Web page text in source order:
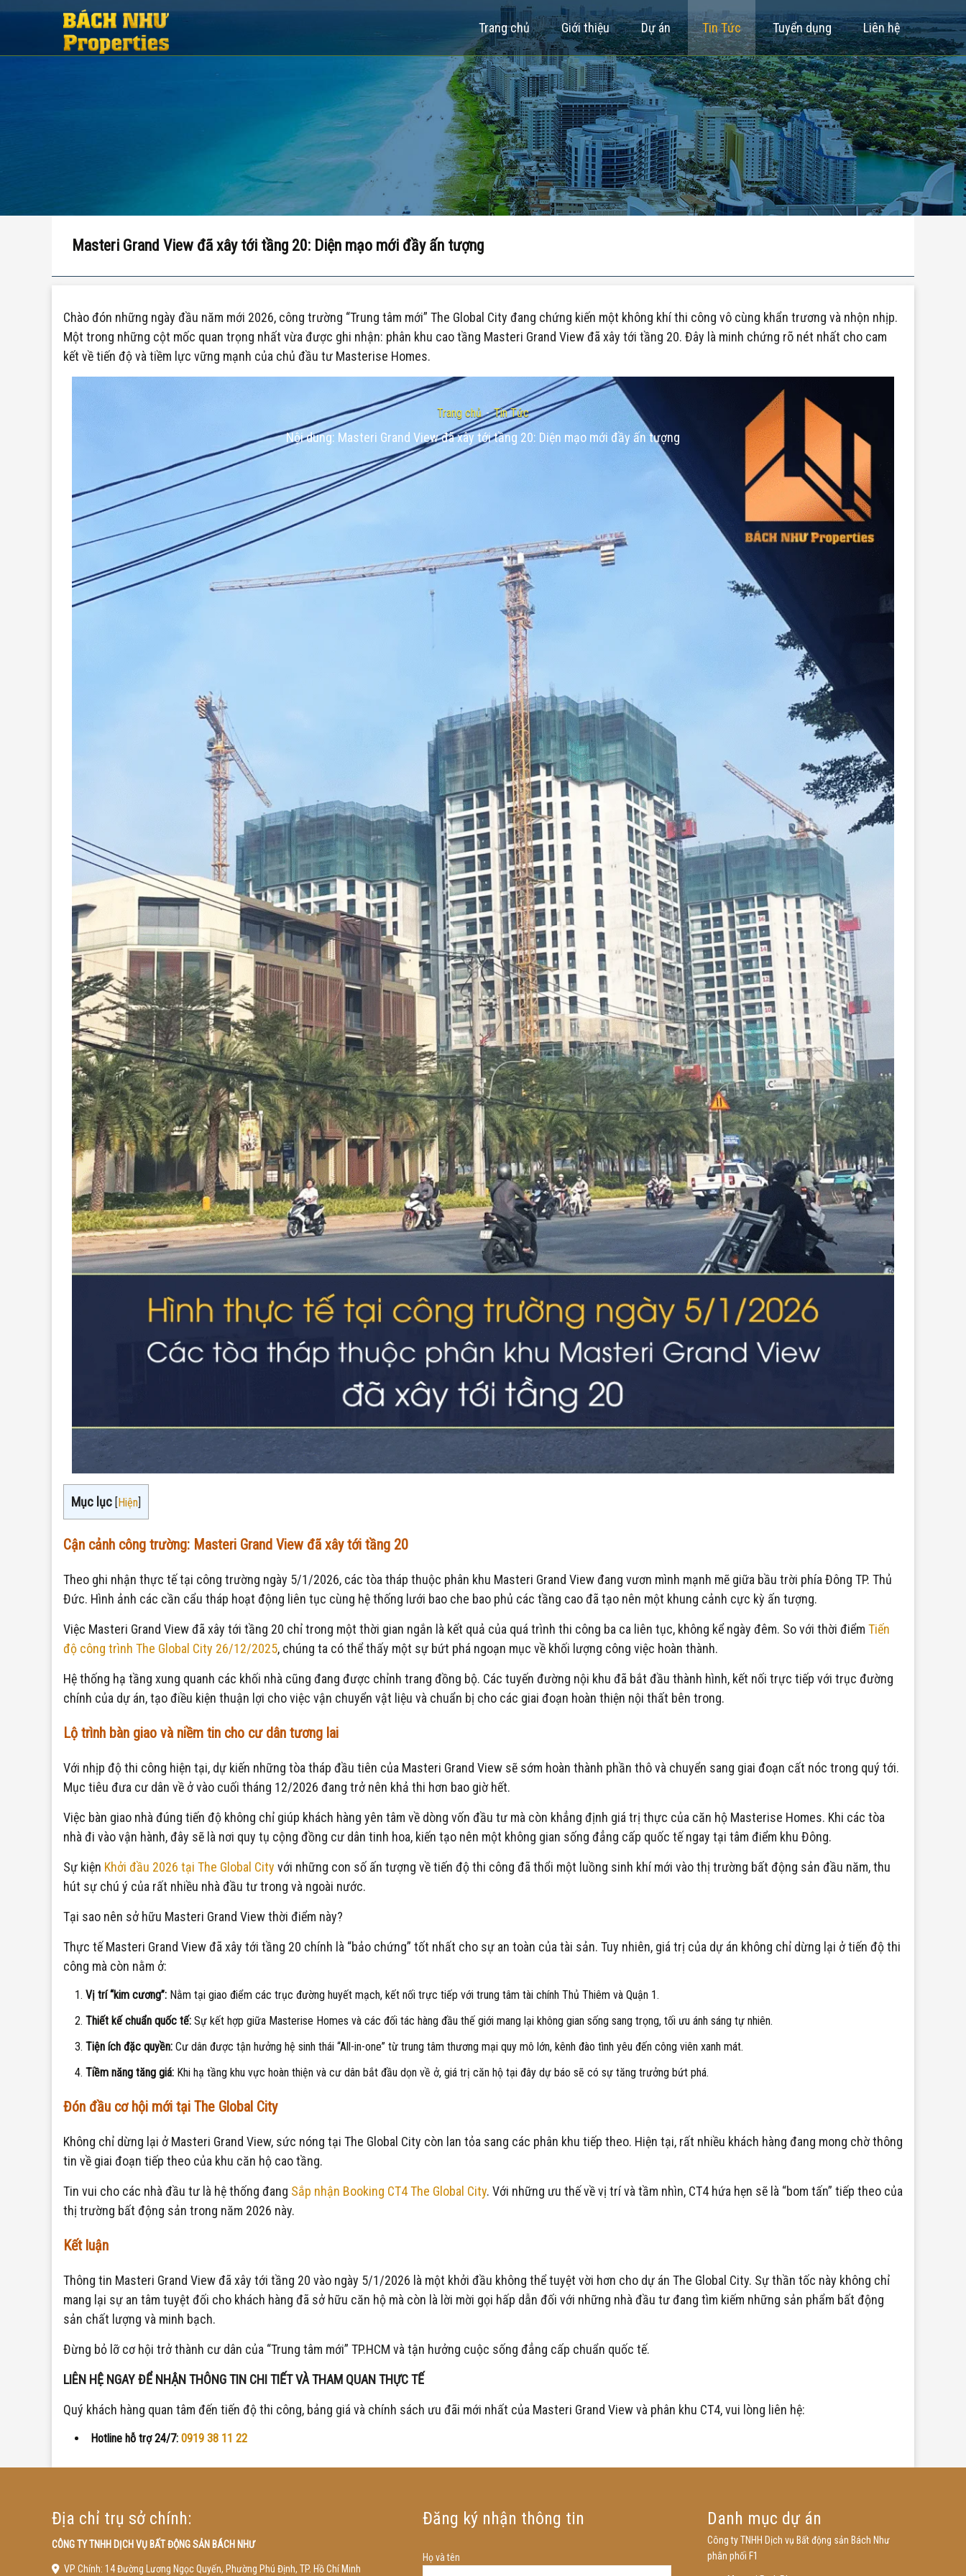
Trang chủ Giới thiệu Dự án Tin Tức Tuyển dụng Liên hệ
Trang chủ-Tin Tức
Nội dung: Masteri Grand View đã xây tới tầng 20: Diện mạo mới đầy ấn tượng
Masteri Grand View đã xây tới tầng 20: Diện mạo mới đầy ấn tượng
Chào đón những ngày đầu năm mới 2026, công trường “Trung tâm mới” The Global City đang chứng kiến một không khí thi công vô cùng khẩn trương và nhộn nhịp.
Một trong những cột mốc quan trọng nhất vừa được ghi nhận: phân khu cao tầng Masteri Grand View đã xây tới tầng 20. Đây là minh chứng rõ nét nhất cho cam
kết về tiến độ và tiềm lực vững mạnh của chủ đầu tư Masterise Homes.
Mục lục Hiện
Cận cảnh công trường: Masteri Grand View đã xây tới tầng 20
Theo ghi nhận thực tế tại công trường ngày 5/1/2026, các tòa tháp thuộc phân khu Masteri Grand View đang vươn mình mạnh mẽ giữa bầu trời phía Đông TP. Thủ
Đức. Hình ảnh các cần cẩu tháp hoạt động liên tục cùng hệ thống lưới bao che bao phủ các tầng cao đã tạo nên một khung cảnh cực kỳ ấn tượng.
Việc Masteri Grand View đã xây tới tầng 20 chỉ trong một thời gian ngắn là kết quả của quá trình thi công ba ca liên tục, không kể ngày đêm. So với thời điểm Tiến
độ công trình The Global City 26/12/2025, chúng ta có thể thấy một sự bứt phá ngoạn mục về khối lượng công việc hoàn thành.
Hệ thống hạ tầng xung quanh các khối nhà cũng đang được chỉnh trang đồng bộ. Các tuyến đường nội khu đã bắt đầu thành hình, kết nối trực tiếp với trục đường
chính của dự án, tạo điều kiện thuận lợi cho việc vận chuyển vật liệu và chuẩn bị cho các giai đoạn hoàn thiện nội thất bên trong.
Lộ trình bàn giao và niềm tin cho cư dân tương lai
Với nhịp độ thi công hiện tại, dự kiến những tòa tháp đầu tiên của Masteri Grand View sẽ sớm hoàn thành phần thô và chuyển sang giai đoạn cất nóc trong quý tới.
Mục tiêu đưa cư dân về ở vào cuối tháng 12/2026 đang trở nên khả thi hơn bao giờ hết.
Việc bàn giao nhà đúng tiến độ không chỉ giúp khách hàng yên tâm về dòng vốn đầu tư mà còn khẳng định giá trị thực của căn hộ Masterise Homes. Khi các tòa
nhà đi vào vận hành, đây sẽ là nơi quy tụ cộng đồng cư dân tinh hoa, kiến tạo nên một không gian sống đẳng cấp quốc tế ngay tại tâm điểm khu Đông.
Sự kiện Khởi đầu 2026 tại The Global City với những con số ấn tượng về tiến độ thi công đã thổi một luồng sinh khí mới vào thị trường bất động sản đầu năm, thu
hút sự chú ý của rất nhiều nhà đầu tư trong và ngoài nước.
Tại sao nên sở hữu Masteri Grand View thời điểm này?
Thực tế Masteri Grand View đã xây tới tầng 20 chính là “bảo chứng” tốt nhất cho sự an toàn của tài sản. Tuy nhiên, giá trị của dự án không chỉ dừng lại ở tiến độ thi
công mà còn nằm ở:
Vị trí “kim cương”: Nằm tại giao điểm các trục đường huyết mạch, kết nối trực tiếp với trung tâm tài chính Thủ Thiêm và Quận 1.
Thiết kế chuẩn quốc tế: Sự kết hợp giữa Masterise Homes và các đối tác hàng đầu thế giới mang lại không gian sống sang trọng, tối ưu ánh sáng tự nhiên.
Tiện ích đặc quyền: Cư dân được tận hưởng hệ sinh thái “All-in-one” từ trung tâm thương mại quy mô lớn, kênh đào tình yêu đến công viên xanh mát.
Tiềm năng tăng giá: Khi hạ tầng khu vực hoàn thiện và cư dân bắt đầu dọn về ở, giá trị căn hộ tại đây dự báo sẽ có sự tăng trưởng bứt phá.
Đón đầu cơ hội mới tại The Global City
Không chỉ dừng lại ở Masteri Grand View, sức nóng tại The Global City còn lan tỏa sang các phân khu tiếp theo. Hiện tại, rất nhiều khách hàng đang mong chờ thông
tin về giai đoạn tiếp theo của khu căn hộ cao tầng.
Tin vui cho các nhà đầu tư là hệ thống đang Sắp nhận Booking CT4 The Global City. Với những ưu thế về vị trí và tầm nhìn, CT4 hứa hẹn sẽ là “bom tấn” tiếp theo của
thị trường bất động sản trong năm 2026 này.
Kết luận
Thông tin Masteri Grand View đã xây tới tầng 20 vào ngày 5/1/2026 là một khởi đầu không thể tuyệt vời hơn cho dự án The Global City. Sự thần tốc này không chỉ
mang lại sự an tâm tuyệt đối cho khách hàng đã sở hữu căn hộ mà còn là lời mời gọi hấp dẫn đối với những nhà đầu tư đang tìm kiếm những sản phẩm bất động
sản chất lượng và minh bạch.
Đừng bỏ lỡ cơ hội trở thành cư dân của “Trung tâm mới” TP.HCM và tận hưởng cuộc sống đẳng cấp chuẩn quốc tế.
LIÊN HỆ NGAY ĐỂ NHẬN THÔNG TIN CHI TIẾT VÀ THAM QUAN THỰC TẾ
Quý khách hàng quan tâm đến tiến độ thi công, bảng giá và chính sách ưu đãi mới nhất của Masteri Grand View và phân khu CT4, vui lòng liên hệ:
Hotline hỗ trợ 24/7: 0919 38 11 22
Địa chỉ trụ sở chính:
CÔNG TY TNHH DỊCH VỤ BẤT ĐỘNG SẢN BÁCH NHƯ
VP Chính: 14 Đường Lương Ngọc Quyến, Phường Phú Định, TP. Hồ Chí Minh
Đăng ký nhận thông tin
Họ và tên
Danh mục dự án
Công ty TNHH Dịch vụ Bất động sản Bách Như
phân phối F1